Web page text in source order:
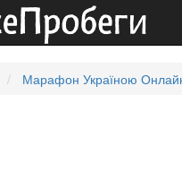
Марафон Україною